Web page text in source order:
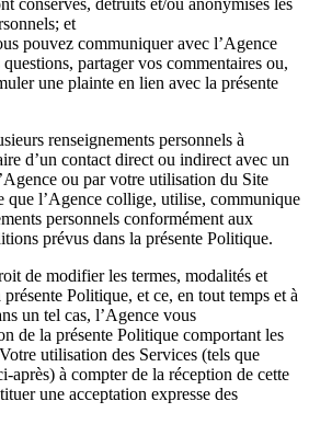
et
pouvez communiquer avec l’Agence
questions, partager vos commentaires ou,
une plainte en lien avec la présente
renseignements personnels à
d’un contact direct ou indirect avec un
ou par votre utilisation du Site
que l’Agence collige, utilise, communique
personnels conformément aux
prévus dans la présente Politique.
de modifier les termes, modalités et
Politique, et ce, en tout temps et à
un tel cas, l’Agence vous
de la présente Politique comportant les
utilisation des Services (tels que
après) à compter de la réception de cette
une acceptation expresse des